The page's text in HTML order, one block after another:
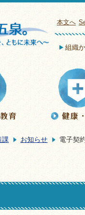
本文へ
組織
課 お知らせ 電子契